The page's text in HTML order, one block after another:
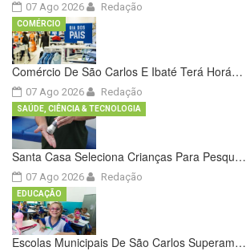
07 Ago 2026 Redação
Comércio De São Carlos E Ibaté Terá Horá…
07 Ago 2026
COMÉRCIO
Redação
Santa Casa Seleciona Crianças Para Pesqu…
07 Ago 2026
SAÚDE, CIÊNCIA & TECNOLOGIA
Redação
Escolas Municipais De São Carlos Superam…
EDUCAÇÃO